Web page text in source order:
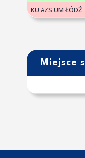
KU AZS UM ŁÓDŹ
Miejsce